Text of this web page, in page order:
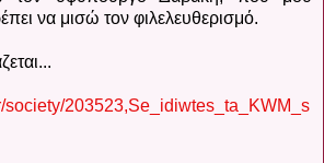
να μισώ τον φιλελευθερισμό.
society/203523,Se_idiwtes_ta_KWM_s